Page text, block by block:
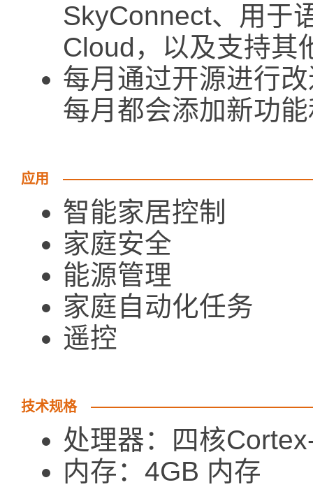
SkyConnect、用于
Cloud，以及支持其
每月通过开源进行
每月都会添加新功
应用
智能家居控制
家庭安全
能源管理
家庭自动化任务
遥控
技术规格
处理器：四核
内存：4GB 内存